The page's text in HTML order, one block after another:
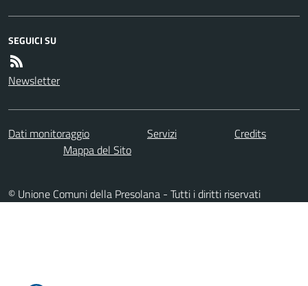
SEGUICI SU
Newsletter
Dati monitoraggio Servizi
Credits
Mappa del Sito
© Unione Comuni della Presolana - Tutti i diritti riservati